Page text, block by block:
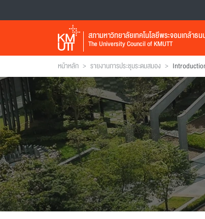
สภามหาวิทยาลัยเทคโนโลยีพระจอมเกล้าธน
The University Council of KMUTT
หน้าหลัก > รายงานการประชุมระดมสมอง >